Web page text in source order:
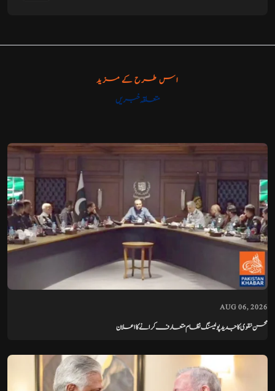
اس طرح کے مزید
متعلقہ خبریں
AUG 06, 2026
محسن نقوی کا جدید پولیسنگ نظام متعارف کرانے کا اعلان